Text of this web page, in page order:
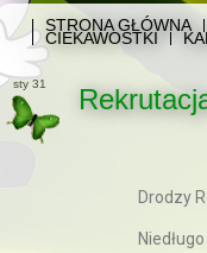
STRONA GŁÓWNA
CIEKAWOSTKI
sty 31
Drodzy